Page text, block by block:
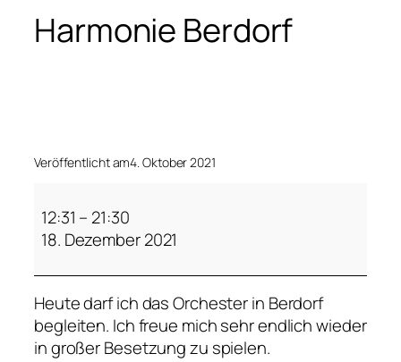
Harmonie Berdorf
Veröffentlicht am4. Oktober 2021
o
n
i
e
12:31 – 21:30
18. Dezember 2021
Heute darf ich das Orchester in Berdorf
begleiten. Ich freue mich sehr endlich wieder
in großer Besetzung zu spielen.